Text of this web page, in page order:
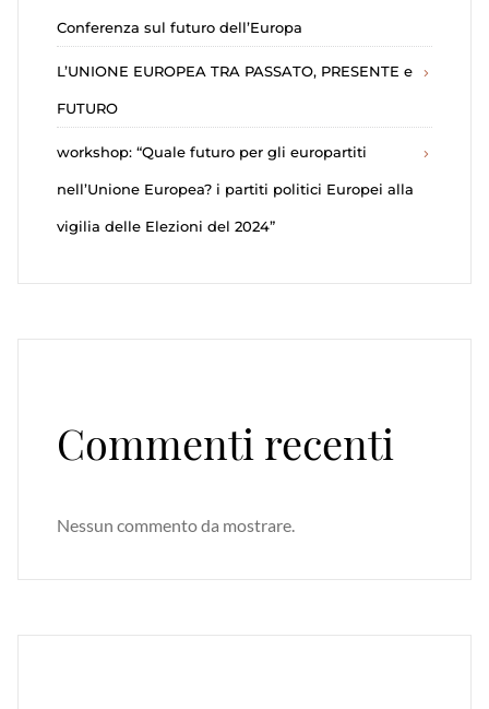
Conferenza sul futuro dell’Europa
L’UNIONE EUROPEA TRA PASSATO, PRESENTE e
FUTURO
workshop: “Quale futuro per gli europartiti
nell’Unione Europea? i partiti politici Europei alla
vigilia delle Elezioni del 2024”
Commenti recenti
Nessun commento da mostrare.